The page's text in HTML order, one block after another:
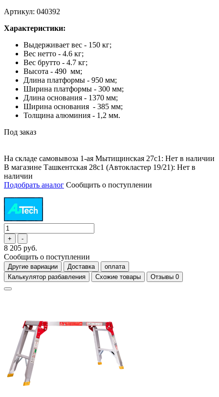
Артикул: 040392
Характеристики:
Выдерживает вес - 150 кг;
Вес нетто - 4.6 кг;
Вес брутто - 4.7 кг;
Высота - 490 мм;
Длина платформы - 950 мм;
Ширина платформы - 300 мм;
Длина основания - 1370 мм;
Ширина основания - 385 мм;
Толщина алюминия - 1,2 мм.
Под заказ
На складе самовывоза 1-ая Мытищинская 27с1: Нет в наличии
В магазине Ташкентская 28с1 (Автокластер 19/21): Нет в
наличии
Подобрать аналог Сообщить о поступлении
8 205 руб.
Сообщить о поступлении
Другие вариации Доставка
оплата
Калькулятор разбавления
Схожие товары Отзывы 0